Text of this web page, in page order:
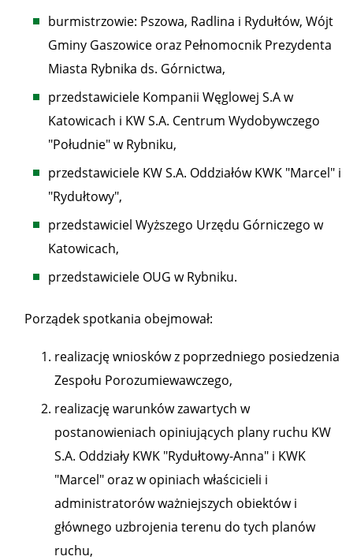
burmistrzowie: Pszowa, Radlina i Rydułtów, Wójt
Gminy Gaszowice oraz Pełnomocnik Prezydenta
Miasta Rybnika ds. Górnictwa,
przedstawiciele Kompanii Węglowej S.A w
Katowicach i KW S.A. Centrum Wydobywczego
"Południe" w Rybniku,
przedstawiciele KW S.A. Oddziałów KWK "Marcel" i
"Rydułtowy",
przedstawiciel Wyższego Urzędu Górniczego w
Katowicach,
przedstawiciele OUG w Rybniku.
Porządek spotkania obejmował:
realizację wniosków z poprzedniego posiedzenia
Zespołu Porozumiewawczego,
realizację warunków zawartych w
postanowieniach opiniujących plany ruchu KW
S.A. Oddziały KWK "Rydułtowy-Anna" i KWK
"Marcel" oraz w opiniach właścicieli i
administratorów ważniejszych obiektów i
głównego uzbrojenia terenu do tych planów
ruchu,